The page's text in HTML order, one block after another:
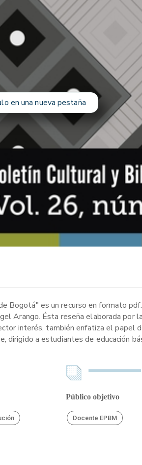
en una nueva pestaña
Bogotá" es un recurso en formato
Arango. Ésta reseña elaborada por
interés, también enfatiza el papel
a estudiantes de educación
Público objetivo
Docente EPBM